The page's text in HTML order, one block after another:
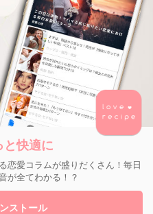
と快適に
恋愛コラムが盛りだくさん！毎日
が全てわかる！？
ストール